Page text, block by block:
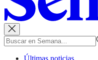
Últimas noticias